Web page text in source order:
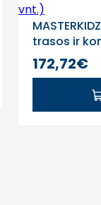
taikomus
trasos ir
(359 vnt.)
172,72€